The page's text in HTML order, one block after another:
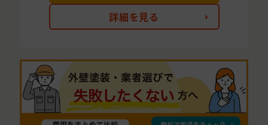
詳細を見る